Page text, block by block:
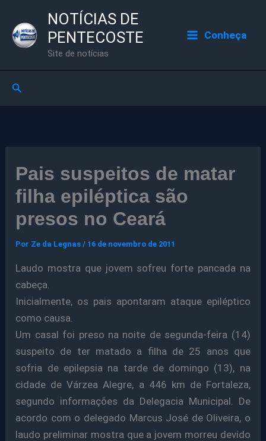
para
NOTÍCIAS DE
PENTECOSTE
Site de notícias
Conheça
Pesquisar
Pais suspeitos de matar
filha epiléptica são
presos no Ceará
Por Ze da Legnas/ 16 de novembro de 2011
Laudo mostra que jovem sofreu forte pancada na
cabeça.
Inicialmente, os pais apontaram ataque epiléptico
como causa.
Um casal foi preso na noite de segunda-feira (14)
suspeito de ter matado a filha de 25 anos que
sofria de epilepsia na tarde de domingo (13), na
cidade de Várzea Alegre, a 446 km de Fortaleza,
segundo informações da Delegacia Municipal. De
acordo com o delegado Marcus José de Oliveira, o
laudo preliminar mostra que a jovem morreu devido